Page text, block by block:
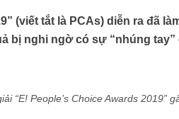
(viết tắt là PCAs) diễn ra đã
bị nghi ngờ có sự “nhúng
“E! People’s Choice Awards 2019”